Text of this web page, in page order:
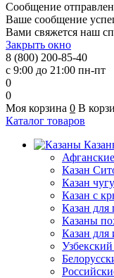
Сообщение
Ваше сообщение
Вами свяжется наш
Закрыть окно
8 (800) 200-85-40
с 9:00 до 21:00 пн-пт
0
0
Моя корзина 0 В
Каталог товаров
Казан
Казан
Казан с
Казан для
Казаны
Казан
Узбекский